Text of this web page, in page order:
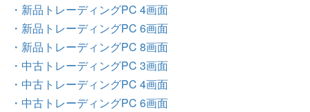
・新品トレーディングPC 4画面
・新品トレーディングPC 6画面
・新品トレーディングPC 8画面
・中古トレーディングPC 3画面
・中古トレーディングPC 4画面
・中古トレーディングPC 6画面